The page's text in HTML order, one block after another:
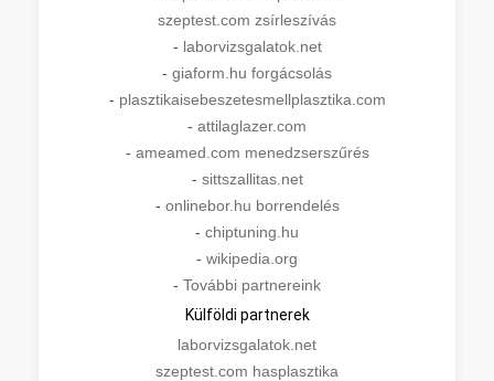
szeptest.com zsírleszívás
- laborvizsgalatok.net
- giaform.hu forgácsolás
- plasztikaisebeszetesmellplasztika.com
- attilaglazer.com
- ameamed.com menedzserszűrés
- sittszallitas.net
- onlinebor.hu borrendelés
- chiptuning.hu
- wikipedia.org
- További partnereink
Külföldi partnerek
laborvizsgalatok.net
szeptest.com hasplasztika